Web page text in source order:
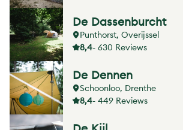
De Dassenburcht
Punthorst, Overijssel
8,4- 630 Reviews
De Dennen
Schoonloo, Drenthe
8,4- 449 Reviews